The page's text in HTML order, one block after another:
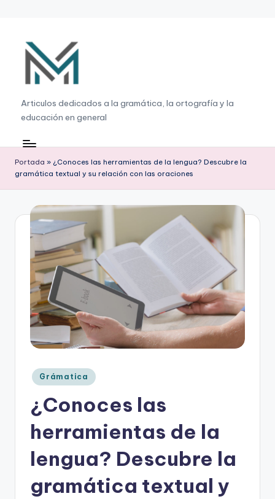
contenido
G
r
a
m
á
o
rt
o
Articulos dedicados a la gramática, la ortografía y la
educación en general
Portada » ¿Conoces las herramientas de la lengua? Descubre la
gramática textual y su relación con las oraciones
Publicado
en
Grámatica
¿Conoces las
herramientas de la
lengua? Descubre la
gramática textual y